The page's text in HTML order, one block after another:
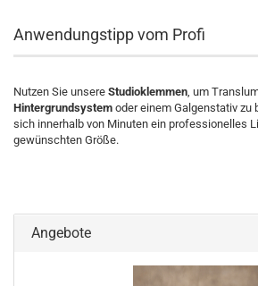
Anwendungstipp vom Profi
Nutzen Sie unsere Studioklemmen, um
Hintergrundsystem oder einem Galgenstativ zu
sich innerhalb von Minuten ein professionelles
gewünschten Größe.
Angebote